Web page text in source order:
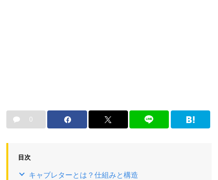
0
目次
キャブレターとは？仕組みと構造